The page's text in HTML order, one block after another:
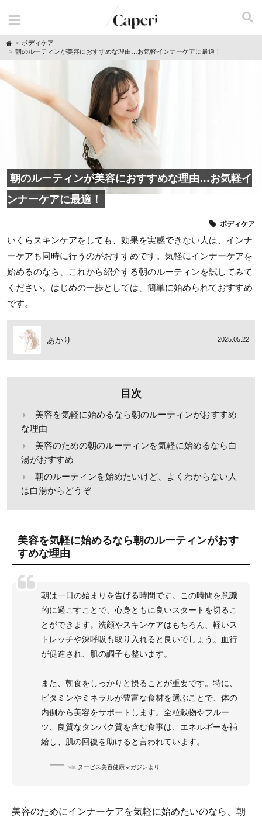
H
o
m
ボディケア
朝のルーティンが美容におすすめな理由…お気軽インナーケアに最適！
朝のルーティンが美容におすすめな理由…お気軽イ
ンナーケアに最適！
ボディケア
いくらスキンケアをしても、効果を実感できない人は、インナ
ーケアも同時に行うのがおすすめです。気軽にインナーケアを
始めるのなら、これから紹介する朝のルーティンを試してみて
ください。はじめの一歩としては、簡単に始められておすすめ
です。
あかり 2025.05.22
目次
美容を気軽に始めるなら朝のルーティンがおすすめ
な理由
美容のための朝のルーティンを気軽に始めるなら白
湯がおすすめ
朝のルーティンを始めたいけど、よくわからない人
は白湯からどうぞ
美容を気軽に始めるなら朝のルーティンがおす
すめな理由
朝は一日の始まりを告げる時間です。この時間を意識
的に過ごすことで、心身ともに良いスタートを切るこ
とができます。洗顔やスキンケアはもちろん、軽いス
トレッチや深呼吸も取り入れると良いでしょう。血行
が促進され、肌の調子も整います。
また、朝食をしっかりと摂ることが重要です。特に、
ビタミンやミネラルが豊富な食材を選ぶことで、体の
内側から美容をサポートします。全粒穀物やフルー
ツ、良質なタンパク質を含む食事は、エネルギーを補
給し、肌の回復を助けると言われています。
via ヌービス美容健康マガジンより
美容のためにインナーケアを気軽に始めたいのなら、朝